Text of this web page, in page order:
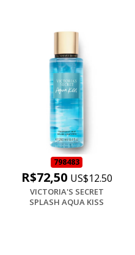
798483
R$72,50 US$12.50
VICTORIA'S SECRET
SPLASH AQUA KISS